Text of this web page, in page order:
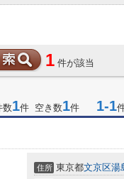
1 件が該当
数1件 空き数1件 1-1
住所 東京都文京区湯